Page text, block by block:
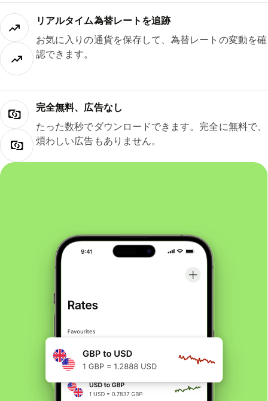
リアルタイム為替レートを追跡
お気に入りの通貨を保存して、為替レートの変動を確
認できます。
完全無料、広告なし
たった数秒でダウンロードできます。完全に無料で、
煩わしい広告もありません。